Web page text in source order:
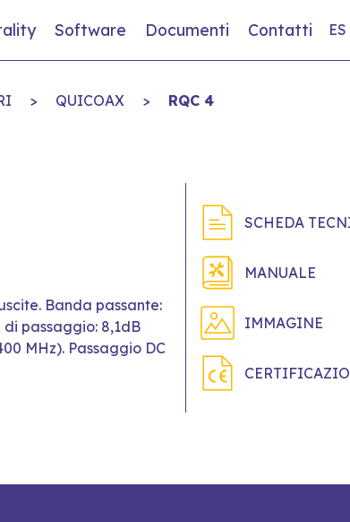
Software Documenti Contatti ES
> QUICOAX > RQC 4
Banda passante:
passaggio: 8,1dB
MHz). Passaggio DC
SCHEDA
MANUALE
IMMAGINE